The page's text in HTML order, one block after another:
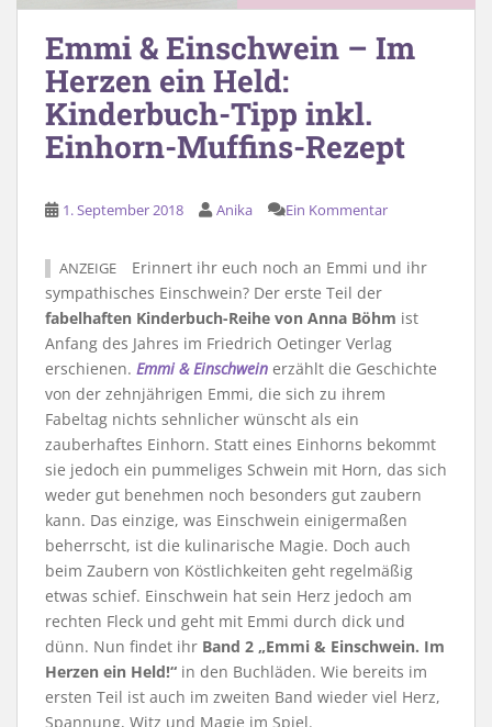
Emmi & Einschwein – Im
Herzen ein Held:
Kinderbuch-Tipp inkl.
Einhorn-Muffins-Rezept
1. September 2018 Anika Ein Kommentar
ANZEIGE
Erinnert ihr euch noch an Emmi und ihr
sympathisches Einschwein? Der erste Teil der
fabelhaften Kinderbuch-Reihe von Anna Böhm ist
Anfang des Jahres im Friedrich Oetinger Verlag
erschienen. Emmi & Einschwein erzählt die Geschichte
von der zehnjährigen Emmi, die sich zu ihrem
Fabeltag nichts sehnlicher wünscht als ein
zauberhaftes Einhorn. Statt eines Einhorns bekommt
sie jedoch ein pummeliges Schwein mit Horn, das sich
weder gut benehmen noch besonders gut zaubern
kann. Das einzige, was Einschwein einigermaßen
beherrscht, ist die kulinarische Magie. Doch auch
beim Zaubern von Köstlichkeiten geht regelmäßig
etwas schief. Einschwein hat sein Herz jedoch am
rechten Fleck und geht mit Emmi durch dick und
dünn. Nun findet ihr Band 2 „Emmi & Einschwein. Im
Herzen ein Held!“ in den Buchläden. Wie bereits im
ersten Teil ist auch im zweiten Band wieder viel Herz,
Spannung, Witz und Magie im Spiel.